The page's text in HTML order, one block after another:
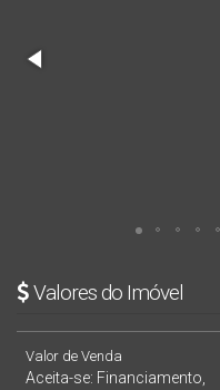
Valores do Imóvel
Valor de Venda
Aceita-se: Financiamento,